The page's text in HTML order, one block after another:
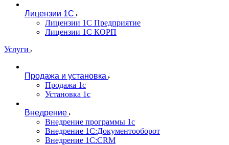
Лицензии 1С
Лицензии 1С Предприятие
Лицензии 1С КОРП
Услуги
Продажа и установка
Продажа 1с
Установка 1с
Внедрение
Внедрение программы 1с
Внедрение 1С:Документооборот
Внедрение 1С:CRM